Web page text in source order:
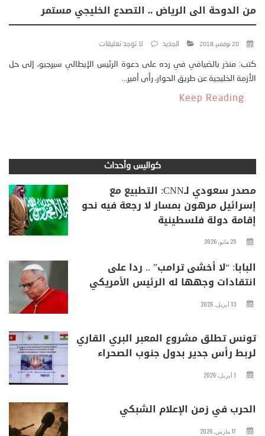
من الدوحة الى الرياض .. التصدع الخليجي مستمر
20 نوفمبر، 2018 الجديد لا توجد تعليقات
كتب: منذر بالضيافي في رده على دعوة الرئيس الإيطالي سيرجيو، إلى حل
الأزمة الخليجية عن طريق الحوار، رأى أمير...
Keep Reading
كواليس وأحداث
مصدر سعودي لـCNN: التطبيع مع
إسرائيل مرهون بمسار لا رجعة فيه نحو
إقامة دولة فلسطينية
25 مايو، 2026
البابا: “لا أخشى ترامب” .. ردا على
انتقادات وجهها له الرئيس الأمريكي
13 أبريل، 2026
تونس تطلق مشروع المعبر البري القاري
لربط رأس جدير بدول جنوب الصحراء
1 أبريل، 2026
الحرب في زمن الإعلام الشبكي
17 مارس، 2026